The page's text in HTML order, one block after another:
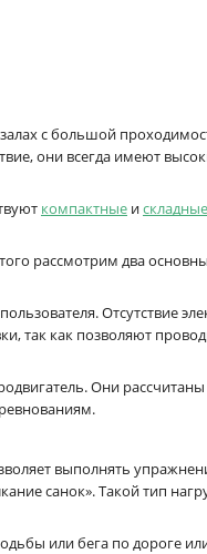
с большой
они всегда имеют
компактные искладные
рассмотрим два
Отсутствие
так как позволяют
Они
выполнять
санок». Такой тип
или бега по дороге